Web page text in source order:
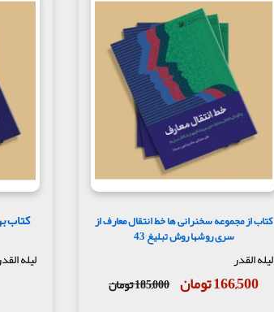
کتاب از مجموعه سخنرانی ها خط انتقال معارف از
سری روشها روش تبلیغ 43
لیله القدر
166,500 تومان 185,000 تومان
کتاب
لیله